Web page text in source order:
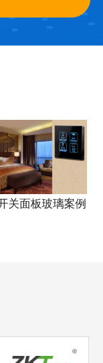
关面板玻璃案例